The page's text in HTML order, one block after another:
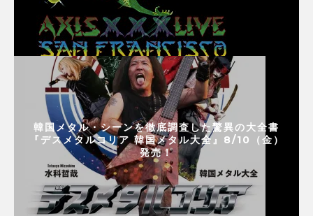
韓国メタル・シーンを徹底調査した驚異の大全書
『デスメタルコリア 韓国メタル大全』8/10（金）
発売！